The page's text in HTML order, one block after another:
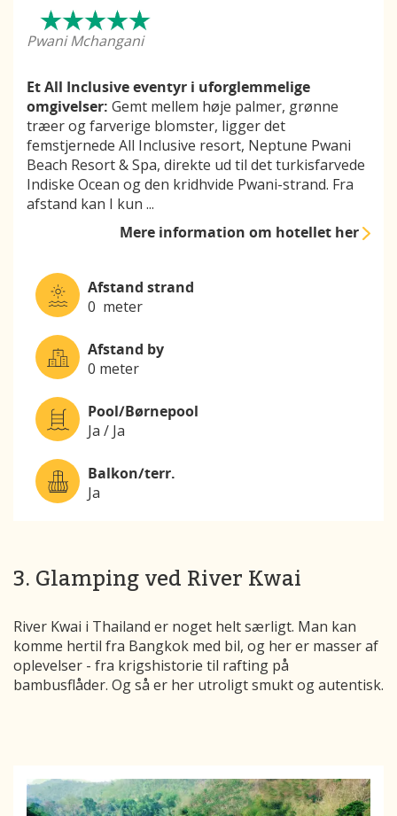
Pwani Mchangani
Et All Inclusive eventyr i uforglemmelige
omgivelser: Gemt mellem høje palmer, grønne
træer og farverige blomster, ligger det
femstjernede All Inclusive resort, Neptune Pwani
Beach Resort & Spa, direkte ud til det turkisfarvede
Indiske Ocean og den kridhvide Pwani-strand. Fra
afstand kan I kun ...
Mere informationom hotellet her
Afstand strand
0 meter
Afstand by
0 meter
Pool/Børnepool
Ja / Ja
Balkon/terr.
Ja
3. Glamping ved River Kwai
River Kwai i Thailand er noget helt særligt. Man kan
komme hertil fra Bangkok med bil, og her er masser af
oplevelser - fra krigshistorie til rafting på
bambusflåder. Og så er her utroligt smukt og autentisk.